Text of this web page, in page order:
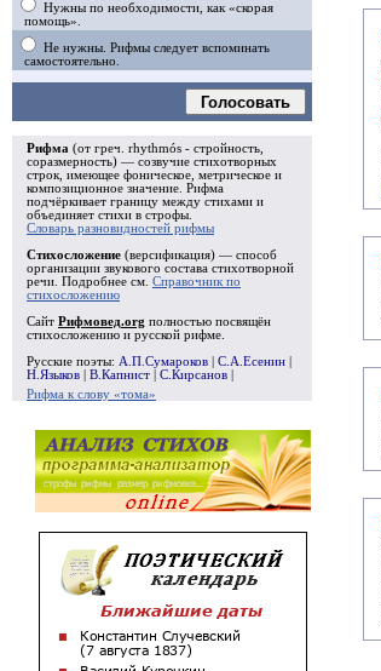
Нужны по необходимости, как «скорая
помощь».
Не нужны. Рифмы следует вспоминать
самостоятельно.
Голосовать
Рифма (от греч. rhythmós - стройность,
соразмерность) — созвучие стихотворных
строк, имеющее фоническое, метрическое и
композиционное значение. Рифма
подчёркивает границу между стихами и
объединяет стихи в строфы
Словарь разновидностей рифмы
Стихосложение (версификация) — способ
организации звукового состава стихотворной
речи. Подробнее см. Справочник по
стихосложению
Сайт Рифмовед.org полностью посвящён
стихосложению и русской рифме.
Русские поэты: А.П.Сумароков С.А.Есенин
Н.Языков
В.Капнист С.Кирсанов
Рифма к слову «тома»